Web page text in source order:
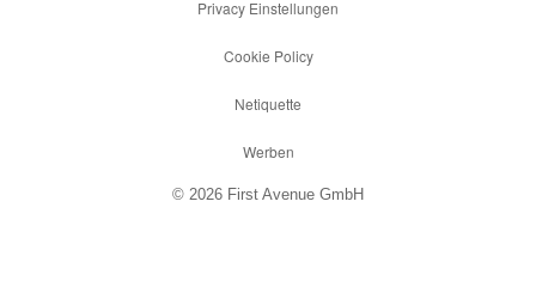
Privacy Einstellungen
Cookie Policy
Netiquette
Werben
© 2026 First Avenue GmbH